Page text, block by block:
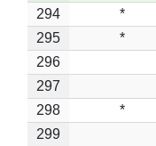
294 *
295
*
296
297
298
*
299